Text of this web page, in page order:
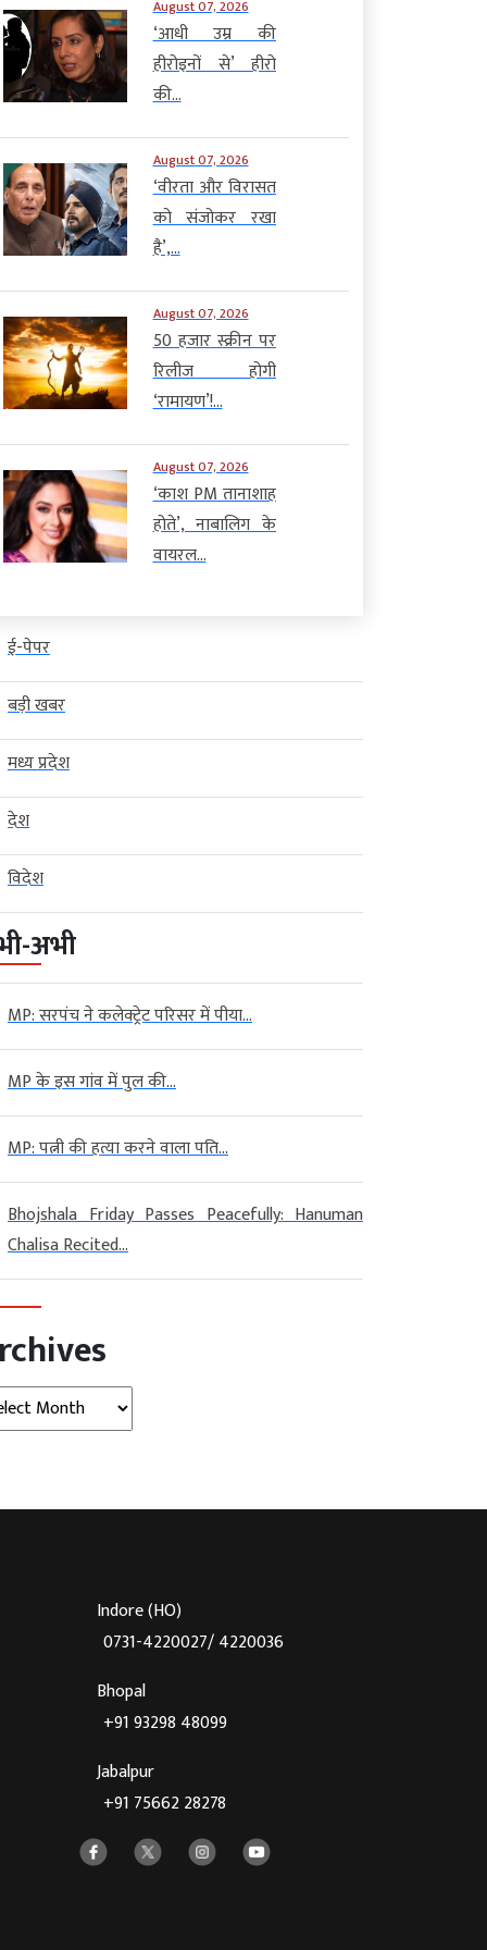
August 07, 2026
‘आधी उम्र की
हीरोइनों से’ हीरो
की...
August 07, 2026
‘वीरता और विरासत
को संजोकर रखा
है’,...
August 07, 2026
50 हजार स्क्रीन पर
रिलीज होगी
‘रामायण’!...
August 07, 2026
‘काश PM तानाशाह
होते’, नाबालिग के
वायरल...
ई-पेपर
बड़ी खबर
मध्य प्रदेश
देश
विदेश
अभी
MP: सरपंच ने कलेक्ट्रेट परिसर में पीया...
MP के इस गांव में पुल की...
MP: पत्नी की हत्या करने वाला पति...
Bhojshala Friday Passes Peacefully: Hanuman
Chalisa Recited...
Indore (HO)
0731-4220027/ 4220036
Bhopal
+91 93298 48099
Jabalpur
+91 75662 28278